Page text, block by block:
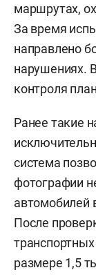
маршрутах,
За время
направлено
нарушениях.
контроля
Ранее такие
система
фотографии
автомобилей
После
размере 1,5